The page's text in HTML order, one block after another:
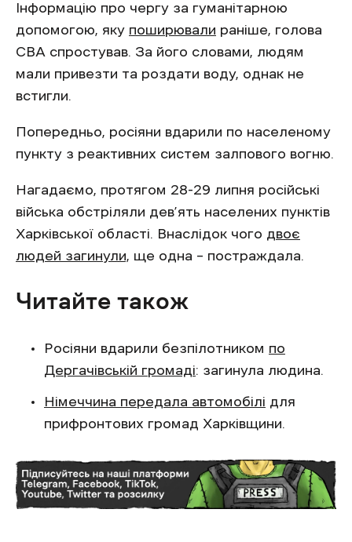
Інформацію про чергу за гуманітарною
допомогою, яку поширювали раніше, голова
СВА спростував. За його словами, людям
мали привезти та роздати воду, однак не
встигли.
Попередньо, росіяни вдарили по населеному
пункту з реактивних систем залпового вогню.
Нагадаємо, протягом 28-29 липня російські
війська обстріляли дев’ять населених пунктів
Харківської області. Внаслідок чого двоє
людей загинули, ще одна – постраждала.
Читайте також
Росіяни вдарили безпілотником по
Дергачівській громаді: загинула людина.
Німеччина передала автомобілі для
прифронтових громад Харківщини.